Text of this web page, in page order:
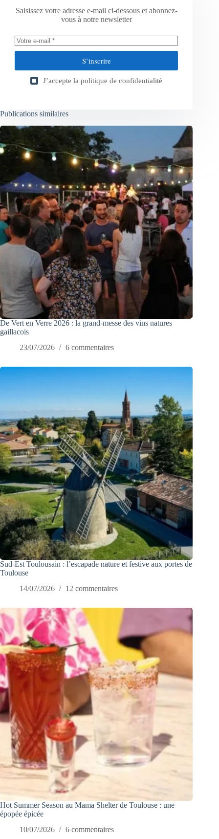
Saisissez votre adresse e-mail ci-dessous et abonnez-
vous à notre newsletter
S’inscrire
J’accepte la politique de confidentialité
Publications similaires
De Vert en Verre 2026 : la grand-messe des vins natures
gaillacois
23/07/2026
6 commentaires
Sud-Est Toulousain : l’escapade nature et festive aux portes de
Toulouse
14/07/2026
12 commentaires
Hot Summer Season au Mama Shelter de Toulouse : une
épopée épicée
10/07/2026
6 commentaires